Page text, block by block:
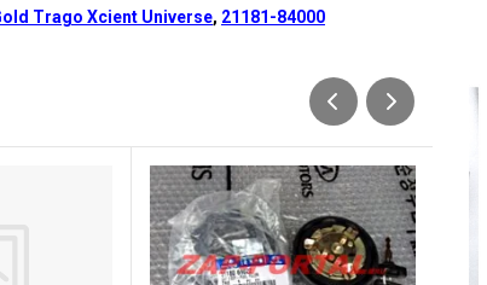
Trago Xcient Universe, 21181-84000